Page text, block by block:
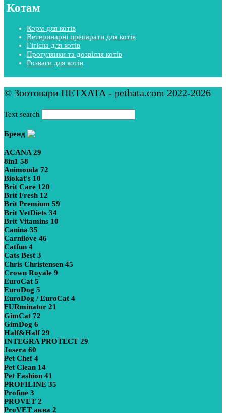
Котам
Корм для котів
Ветеринарні препарати для котів
Гігієна для котів
Прогулянки та дозвілля котів
Розваги для котів
© Зоотовари ПЕТХАТА - pethata.com 2022-2026
Text search
Бренд
ACANA 29
8in1 58
Animonda 72
Biokat's 10
Brit Care 120
Brit Fresh 12
Brit Premium 59
Brit VetDiets 34
Brit Vitamins 10
Canina 35
Carnilove 46
Catfun 4
Cats Best 3
Chris Christensen 45
Crown Royale 9
EuroCat 5
EuroDog 5
EuroDog / EuroCat 4
FURminator 21
GimCat 72
GimDog 6
Half&Half 29
INTEGRA PROTECT 29
Josera 60
Pet Chef 4
Pet Clean 14
Pet Fashion 41
PROFILINE 35
Profine 3
PROVET 2
ProVET аква 2